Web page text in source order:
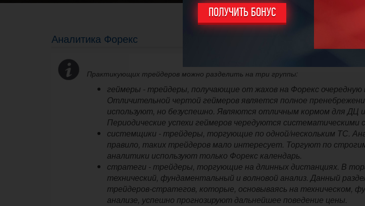
ПОЛУЧИТЬ БОНУС
Аналитика Форекс
Практикующих трейдеров можно разделить на три группы:
геймеры - трейдеры, получающие от жахов на Форекс очередную
Отличительной чертой геймеров является полное
используют, но безуспешно. Являются отличным кормом для ДЦ
Периодические успехи геймеров чередуются систематическими
системщики - трейдеры, торгующие по одной/нескольким ТС.
правило, таких трейдеров мало интересует. Торгуют по
аналитики используют только Форекс календарь.
стратеги - трейдеры, торгующие на длинных дистанциях. В
технический, фундаментальный и волновой анализ. Данный
трейдеров-стратегов, которые, основываясь на техническом,
анализе, успешно прогнозируют дальнейшее поведение цены.